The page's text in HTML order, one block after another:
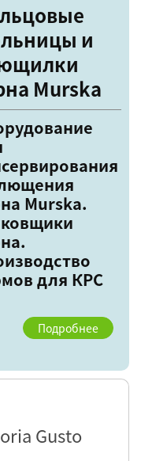
и
Murska
Murska.
для КРС
Подробнее
Gusto